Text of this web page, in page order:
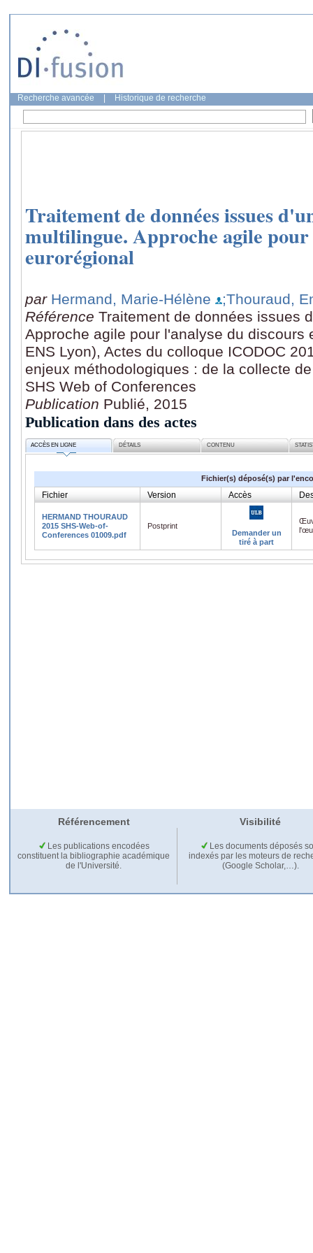
Recherche avancée Historique de recherche
Traitement de données issues
multilingue. Approche agile
eurorégional
par Hermand, Marie-Hélène
;Thouraud,
Référence Traitement de données issues
Approche agile pour l'analyse du discours
ENS Lyon), Actes du colloque ICODOC
enjeux méthodologiques : de la collecte
SHS Web of Conferences
Publication Publié, 2015
Publication dans des actes
ACCÈS EN LIGNE DÉTAILS CONTENU
Fichier(s) déposé(s) par
Fichier Version Accès
HERMAND THOURAUD
2015 SHS-Web-of-
Conferences 01009.pdf
Postprint
Demander un
tiré à part
Référencement Visibilité
Les publications encodées
constituent la bibliographie académique
de l'Université.
Les documents déposés
indexés par les moteurs de
(Google Scholar,…).